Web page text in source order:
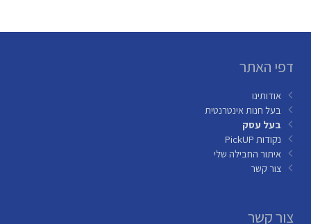
דפי האתר
אודותינו
בעל חנות אינטרנטית
בעל עסק
נקודות PickUP
איתור החבילה שלי
צור קשר
צור קשר